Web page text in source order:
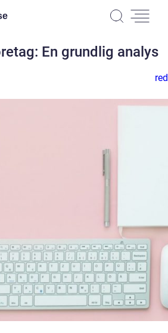
En grundlig analys